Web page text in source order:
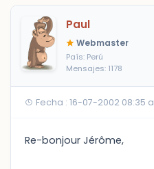
Paul
Webmaster
País: Perú
Mensajes: 1178
Fecha : 16-07-2002 08:35
Re-bonjour Jérôme,